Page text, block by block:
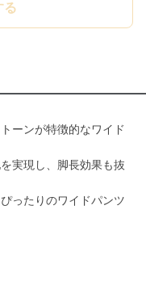
る
ーンが特徴的なワイド
実現し、脚長効果も抜
ったりのワイドパンツ